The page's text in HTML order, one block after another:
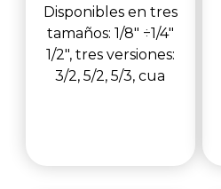
Disponibles en tres
tamaños: 1/8" ÷1/4"
1/2", tres versiones:
3/2, 5/2, 5/3, cua